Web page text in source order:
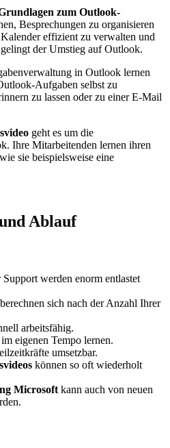
zum Outlook-
Besprechungen zu organisieren
effizient zu verwalten und
der Umstieg auf Outlook.
in Outlook lernen
Aufgaben selbst zu
zu lassen oder zu einer E-Mail
geht es um die
Ihre Mitarbeitenden lernen ihren
sie beispielsweise eine
Ablauf
werden enorm entlastet
sich nach der Anzahl Ihrer
arbeitsfähig.
eigenen Tempo lernen.
umsetzbar.
können so oft wiederholt
Microsoft kann auch von neuen